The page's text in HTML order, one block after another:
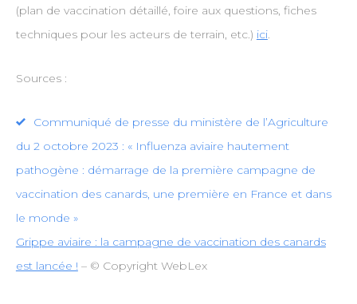
(plan de vaccination détaillé, foire aux questions, fiches
techniques pour les acteurs de terrain, etc.) ici.
Sources :
Communiqué de presse du ministère de l’Agriculture
du 2 octobre 2023 : « Influenza aviaire hautement
pathogène : démarrage de la première campagne de
vaccination des canards, une première en France et dans
le monde »
Grippe aviaire : la campagne de vaccination des canards
est lancée !– © Copyright WebLex